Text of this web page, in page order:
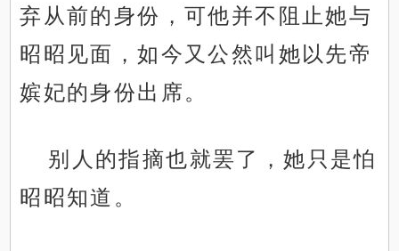
弃从前的身份，可他并不阻止她与
昭昭见面，如今又公然叫她以先帝
嫔妃的身份出席。
别人的指摘也就罢了，她只是怕
昭昭知道。